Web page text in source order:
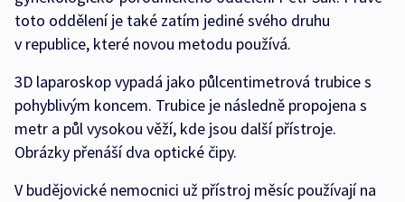
toto oddělení je také zatím jediné svého druhu
v republice, které novou metodu používá.
3D laparoskop vypadá jako půlcentimetrová trubice s
pohyblivým koncem. Trubice je následně propojena s
metr a půl vysokou věží, kde jsou další přístroje.
Obrázky přenáší dva optické čipy.
V budějovické nemocnici už přístroj měsíc používají na